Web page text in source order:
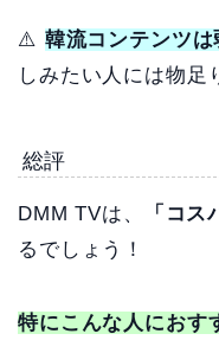
⚠️ 韓流コンテンツは
しみたい人には物足
総評
DMM TVは、 「コス
るでしょう！
特にこんな人におす